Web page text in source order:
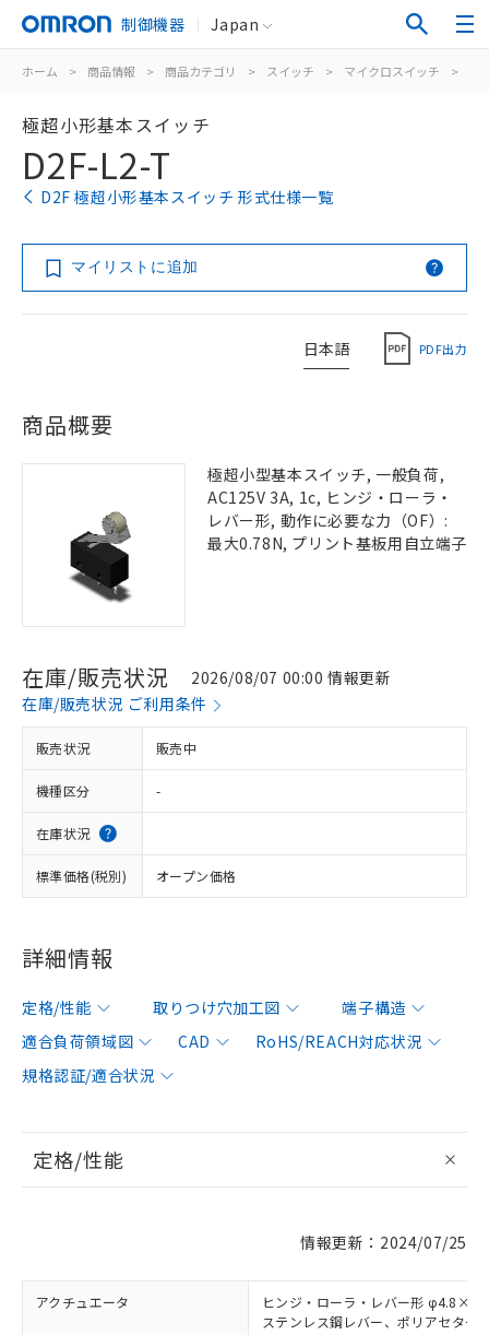
制御機器 Japan
ホーム > 商品情報 > 商品カテゴリ > スイッチ > マイクロスイッチ >
極超小形基本スイッチ
D2F-L2-T
D2F 極超小形基本スイッチ 形式仕様一覧
マイリストに追加
日本語 PDF出力
商品概要
極超小型基本スイッチ, 一般負荷,
AC125V 3A, 1c, ヒンジ・ローラ・
レバー形, 動作に必要な力（OF）:
最大0.78N, プリント基板用自立端子
在庫/販売状況
2026/08/07 00:00 情報更新
在庫/販売状況 ご利用条件
販売状況 販売中
機種区分 -
在庫状況
標準価格(税別) オープン価格
詳細情報
定格/性能 取りつけ穴加工図
端子構造
適合負荷領域図
CAD
RoHS/REACH対応状況
規格認証/適合状況
定格/性能
情報更新：2024/07/25
アクチュエータ
ヒンジ・ローラ・レバー形
ステンレス鋼レバー、ポリアセター